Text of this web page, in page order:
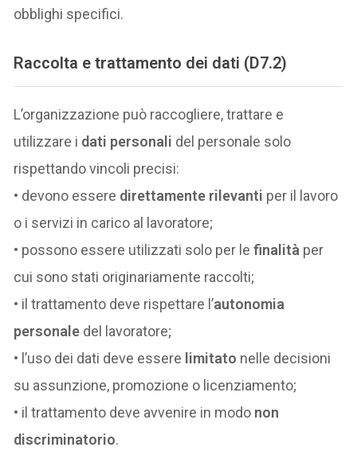
obblighi specifici.
Raccolta e trattamento dei dati (D7.2)
L’organizzazione può raccogliere, trattare e
utilizzare i dati personali del personale solo
rispettando vincoli precisi:
• devono essere direttamente rilevanti per il lavoro
o i servizi in carico al lavoratore;
• possono essere utilizzati solo per lefinalità per
cui sono stati originariamente raccolti;
• il trattamento deve rispettare l’autonomia
personale del lavoratore;
• l’uso dei dati deve essere limitato nelle decisioni
su assunzione, promozione o licenziamento;
• il trattamento deve avvenire in modo non
discriminatorio.